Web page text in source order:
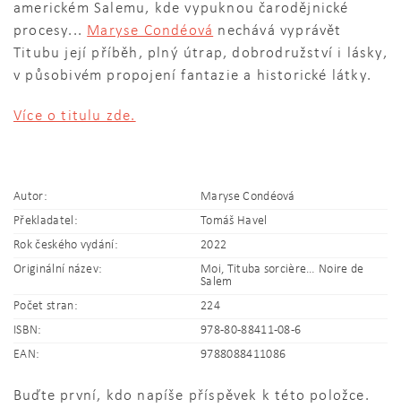
americkém Salemu, kde vypuknou čarodějnické
procesy... Maryse Condéová nechává vyprávět
Titubu její příběh, plný útrap, dobrodružství i lásky,
v působivém propojení fantazie a historické látky.
Více o titulu zde.
Autor:
Maryse Condéová
Překladatel:
Tomáš Havel
Rok českého vydání:
2022
Originální název:
Moi, Tituba sorcière… Noire de
Salem
Počet stran:
224
ISBN:
978-80-88411-08-6
EAN:
9788088411086
Buďte první, kdo napíše příspěvek k této položce.